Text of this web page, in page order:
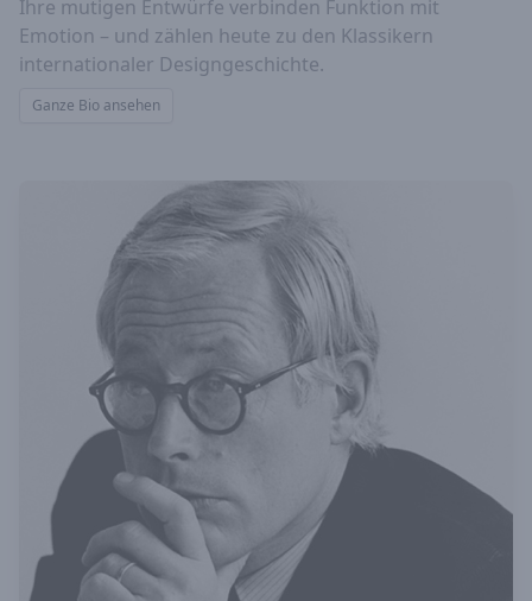
Ihre mutigen Entwürfe verbinden Funktion mit
Emotion – und zählen heute zu den Klassikern
internationaler Designgeschichte.
Ganze Bio ansehen